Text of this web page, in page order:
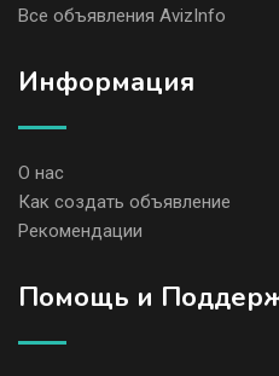
Все объявления AvizInfo
Информация
О нас
Как создать объявление
Рекомендации
Помощь и